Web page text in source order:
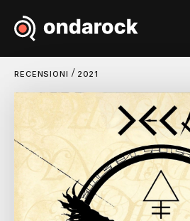
RECENSIONI / 2021